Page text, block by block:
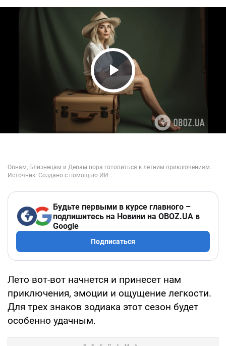
Play Video
Будьте первыми в курсе главного –
подпишитесь на Новини на OBOZ.UA в
Google
Подписаться
Лето вот-вот начнется и принесет нам
приключения, эмоции и ощущение легкости.
Для трех знаков зодиака этот сезон будет
особенно удачным.